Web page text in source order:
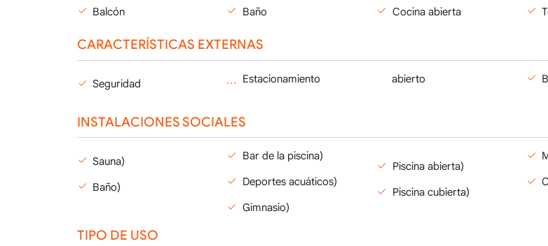
Balcón Baño Cocina abierta
CARACTERÍSTICAS EXTERNAS
Seguridad Estacionamiento abierto
INSTALACIONES SOCIALES
Sauna)
Baño)
Bar de la piscina)
Deportes acuáticos)
Gimnasio)
Piscina abierta)
Piscina cubierta)
TIPO DE USO